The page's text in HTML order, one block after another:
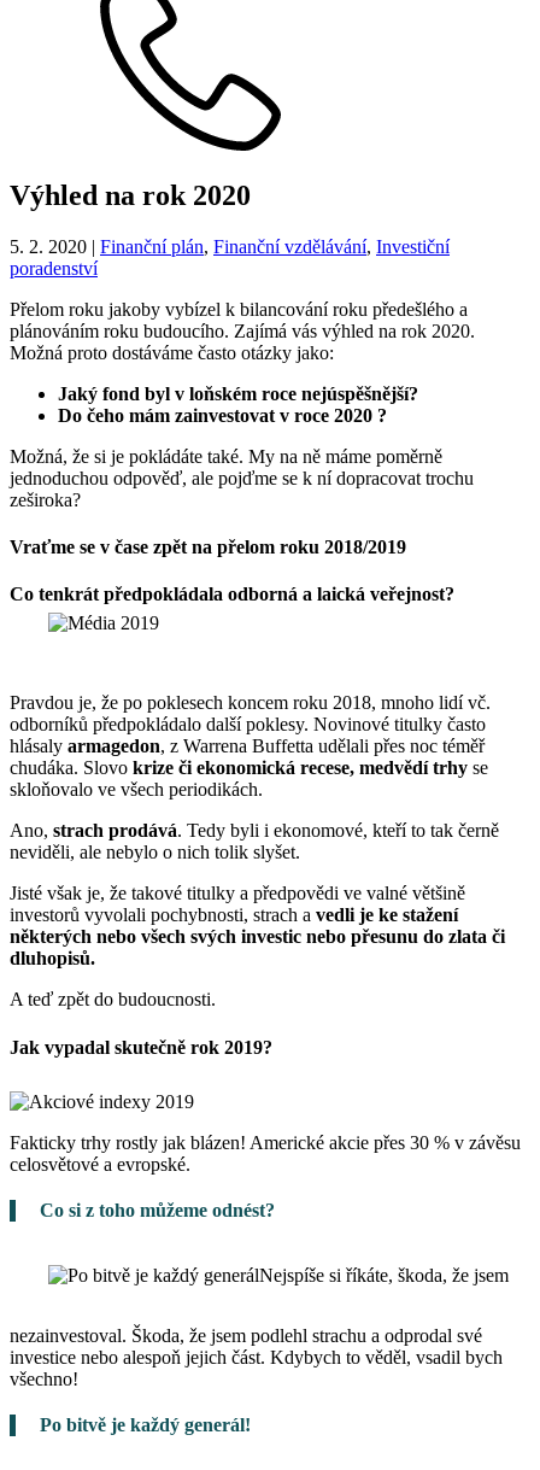
Výhled na rok 2020
5. 2. 2020 | Finanční plán, Finanční vzdělávání, Investiční
poradenství
Přelom roku jakoby vybízel k bilancování roku předešlého a
plánováním roku budoucího. Zajímá vás výhled na rok 2020.
Možná proto dostáváme často otázky jako:
Jaký fond byl v loňském roce nejúspěšnější?
Do čeho mám zainvestovat v roce 2020 ?
Možná, že si je pokládáte také. My na ně máme poměrně
jednoduchou odpověď, ale pojďme se k ní dopracovat trochu
zeširoka?
Vraťme se v čase zpět na přelom roku 2018/2019
Co tenkrát předpokládala odborná a laická veřejnost?
Pravdou je, že po poklesech koncem roku 2018, mnoho lidí vč.
odborníků předpokládalo další poklesy. Novinové titulky často
hlásaly armagedon, z Warrena Buffetta udělali přes noc téměř
chudáka. Slovo krize či ekonomická recese, medvědí trhy se
skloňovalo ve všech periodikách.
Ano, strach prodává. Tedy byli i ekonomové, kteří to tak černě
neviděli, ale nebylo o nich tolik slyšet.
Jisté však je, že takové titulky a předpovědi ve valné většině
investorů vyvolali pochybnosti, strach a vedli je ke stažení
některých nebo všech svých investic nebo přesunu do zlata či
dluhopisů.
A teď zpět do budoucnosti.
Jak vypadal skutečně rok 2019?
Fakticky trhy rostly jak blázen! Americké akcie přes 30 % v závěsu
celosvětové a evropské.
Co si z toho můžeme odnést?
Nejspíše si říkáte, škoda, že jsem
nezainvestoval. Škoda, že jsem podlehl strachu a odprodal své
investice nebo alespoň jejich část. Kdybych to věděl, vsadil bych
všechno!
Po bitvě je každý generál!